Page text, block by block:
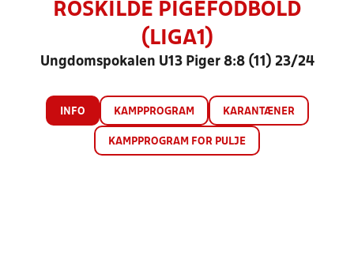
ROSKILDE PIGEFODBOLD
(LIGA1)
Ungdomspokalen U13 Piger 8:8 (11) 23/24
INFO KAMPPROGRAM KARANTÆNER
KAMPPROGRAM FOR PULJE